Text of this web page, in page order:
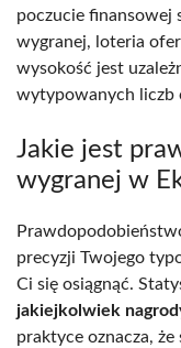
poczucie finansowej
wygranej, loteria
wysokość jest
wytypowanych liczb
Jakie jest
wygranej w
precyzji Twojego
Ci się osiągnąć.
jakiejkolwiek
praktyce oznacza,